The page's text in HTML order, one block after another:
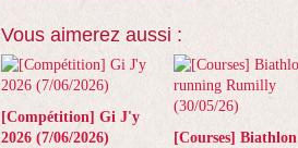
Vous aimerez aussi :
[Compétition] Gi J'y
2026 (7/06/2026)
[Courses] Biathlon